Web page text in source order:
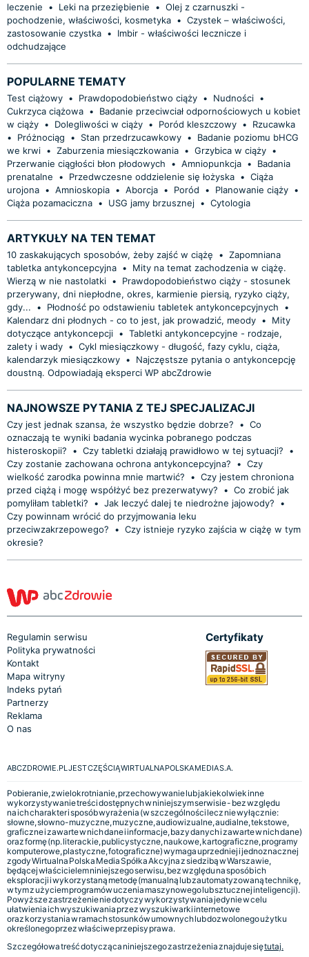
leczenie
• Leki na przeziębienie • Olej z czarnuszki -
pochodzenie, właściwości, kosmetyka • Czystek – właściwości,
zastosowanie czystka •
Imbir - właściwości lecznicze i
odchudzające
POPULARNE TEMATY
Test ciążowy • Prawdopodobieństwo ciąży • Nudności •
Cukrzyca ciążowa •
Badanie przeciwciał odpornościowych u kobiet
w ciąży • Dolegliwości w ciąży • Poród kleszczowy •
Rzucawka
•
Próżnociąg • Stan przedrzucawkowy •
Badanie poziomu bHCG
we krwi • Zaburzenia miesiączkowania • Grzybica w ciąży •
Przerwanie ciągłości błon płodowych
• Amniopunkcja •
Badania
prenatalne
• Przedwczesne oddzielenie się łożyska • Ciąża
urojona • Amnioskopia • Aborcja • Poród • Planowanie ciąży •
Ciąża pozamaciczna • USG jamy brzusznej • Cytologia
ARTYKUŁY NA TEN TEMAT
10 zaskakujących sposobów, żeby zajść w ciążę • Zapomniana
tabletka antykoncepcyjna •
Mity na temat zachodzenia w ciążę.
Wierzą w nie nastolatki •
Prawdopodobieństwo ciąży - stosunek
przerywany, dni niepłodne, okres, karmienie piersią, ryzyko ciąży,
gdy...
• Płodność po odstawieniu tabletek antykoncepcyjnych
•
Kalendarz dni płodnych - co to jest, jak prowadzić, meody •
Mity
dotyczące antykoncepcji • Tabletki antykoncepcyjne - rodzaje,
zalety i wady • Cykl miesiączkowy - długość, fazy cyklu, ciąża,
kalendarzyk miesiączkowy •
Najczęstsze pytania o antykoncepcję
doustną. Odpowiadają eksperci WP abcZdrowie
NAJNOWSZE PYTANIA Z TEJ SPECJALIZACJI
Czy jest jednak szansa, że wszystko będzie dobrze? • Co
oznaczają te wyniki badania wycinka pobranego podczas
histeroskopii?
• Czy tabletki działają prawidłowo w tej sytuacji?
•
Czy zostanie zachowana ochrona antykoncepcyjna?
• Czy
wielkość zarodka powinna mnie martwić?
• Czy jestem chroniona
przed ciążą i mogę współżyć bez prezerwatywy?
• Co zrobić jak
pomyliłam tabletki?
• Jak leczyć dalej te niedrożne jajowody?
•
Czy powinnam wrócić do przyjmowania leku
przeciwzakrzepowego?
• Czy istnieje ryzyko zajścia w ciążę w tym
okresie?
Regulamin serwisu
Polityka prywatności
Kontakt
Mapa witryny
Indeks pytań
Partnerzy
Reklama
O nas
Certyfikaty
ABCZDROWIE.PL JEST CZĘŚCIĄ WIRTUALNA POLSKA MEDIA S.A.
Pobieranie, zwielokrotnianie, przechowywanie lub jakiekolwiek inne
wykorzystywanie treści dostępnych w niniejszym serwisie - bez względu
na ich charakter i sposób wyrażenia (w szczególności lecz nie wyłącznie:
słowne, słowno-muzyczne, muzyczne, audiowizualne, audialne, tekstowe,
graficzne i zawarte w nich dane i informacje, bazy danych i zawarte w nich dane)
oraz formę (np. literackie, publicystyczne, naukowe, kartograficzne, programy
komputerowe, plastyczne, fotograficzne) wymaga uprzedniej i jednoznacznej
zgody Wirtualna Polska Media Spółka Akcyjna z siedzibą w Warszawie,
będącej właścicielem niniejszego serwisu, bez względu na sposób ich
eksploracji i wykorzystaną metodę (manualną lub zautomatyzowaną technikę,
w tym z użyciem programów uczenia maszynowego lub sztucznej inteligencji).
Powyższe zastrzeżenie nie dotyczy wykorzystywania jedynie w celu
ułatwienia ich wyszukiwania przez wyszukiwarki internetowe
oraz korzystania w ramach stosunków umownych lub dozwolonego użytku
określonego przez właściwe przepisy prawa.
Szczegółowa treść dotycząca niniejszego zastrzeżenia znajduje siętutaj.